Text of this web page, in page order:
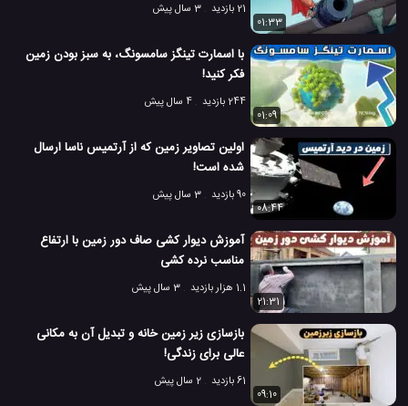
21 بازدید
3 سال پیش
01:33
با اسمارت تینگز سامسونگ، به سبز بودن زمین
فکر کنید!
244 بازدید
4 سال پیش
01:09
اولین تصاویر زمین که از آرتمیس ناسا ارسال
شده است!
90 بازدید
3 سال پیش
08:44
آموزش دیوار کشی صاف دور زمین با ارتفاع
مناسب نرده کشی
1.1 هزار بازدید
3 سال پیش
21:31
بازسازی زیر زمین خانه و تبدیل آن به مکانی
عالی برای زندگی!
61 بازدید
2 سال پیش
09:10